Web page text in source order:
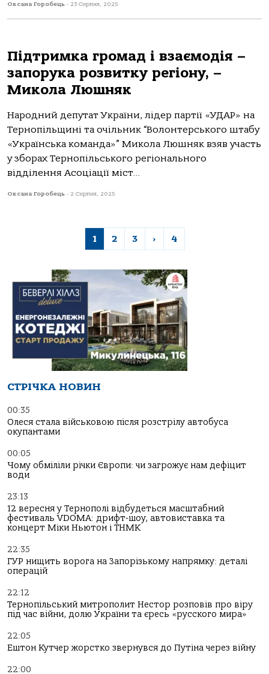
Оксана Горобець - 23 Серпня, 2025
Підтримка громад і взаємодія –
запорука розвитку регіону, –
Микола Люшняк
Народний депутат України, лідер партії «УДАР» на
Тернопільщині та очільник “Волонтерського штабу
«Українська команда»” Микола Люшняк взяв участь
у зборах Тернопільського регіонального
відділення Асоціації міст...
Оксана Горобець - 2 Серпня, 2025
1 2 3 › 4
СТРІЧКА НОВИН
00:35
Олеся стала військовою після розстрілу автобуса
окупантами
00:05
Чому обміліли річки Європи: чи загрожує нам дефіцит
води
23:13
12 вересня у Тернополі відбудеться масштабний
фестиваль VDOMA: дрифт-шоу, автовиставка та
концерт Міки Ньютон і ТНМК
22:35
ГУР нищить ворога на Запорізькому напрямку: деталі
операцій
22:12
Тернопільський митрополит Нестор розповів про віру
під час війни, долю України та єресь «русского мира»
22:05
Ештон Кутчер жорстко звернувся до Путіна через війну
22:00